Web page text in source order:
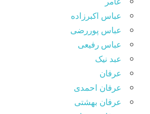
عباس اکبرزاده
عباس پوررضی
عباس رفیعی
عبد نیک
عرفان
عرفان احمدی
عرفان بهشتی